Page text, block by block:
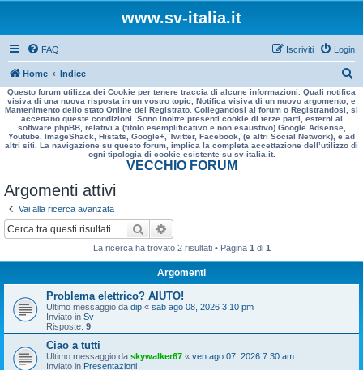
www.sv-italia.it
FAQ Login
Iscriviti
Home Indice
e
r
a
Questo forum utilizza dei Cookie per tenere traccia di alcune informazioni. Quali notifica
visiva di una nuova risposta in un vostro topic, Notifica visiva di un nuovo argomento, e
Mantenimento dello stato Online del Registrato. Collegandosi al forum o Registrandosi, si
accettano queste condizioni. Sono inoltre presenti cookie di terze parti, esterni al
software phpBB, relativi a (titolo esemplificativo e non esaustivo) Google Adsense,
Youtube, ImageShack, Histats, Google+, Twitter, Facebook, (e altri Social Network), e ad
altri siti. La navigazione su questo forum, implica la completa accettazione dell’utilizzo di
ogni tipologia di cookie esistente su sv-italia.it.
VECCHIO FORUM
Argomenti attivi
Vai alla ricerca avanzata
Cerca
La ricerca ha trovato 2 risultati • Pagina 1 di 1
Argomenti
Problema elettrico? AIUTO!
Ultimo messaggio da dip « sab ago 08, 2026 3:10 pm
Inviato in Sv
Risposte: 9
Ciao a tutti
Ultimo messaggio da skywalker67 « ven ago 07, 2026 7:30 am
Inviato in Presentazioni